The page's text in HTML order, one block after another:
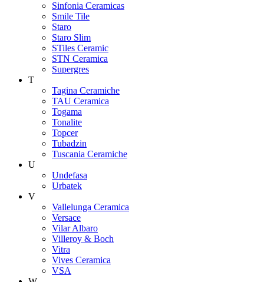
Sinfonia Ceramicas
Smile Tile
Staro
Staro Slim
STiles Ceramic
STN Ceramica
Supergres
T
Tagina Ceramiche
TAU Ceramica
Togama
Tonalite
Topcer
Tubadzin
Tuscania Ceramiche
U
Undefasa
Urbatek
V
Vallelunga Ceramica
Versace
Vilar Albaro
Villeroy & Boch
Vitra
Vives Ceramica
VSA